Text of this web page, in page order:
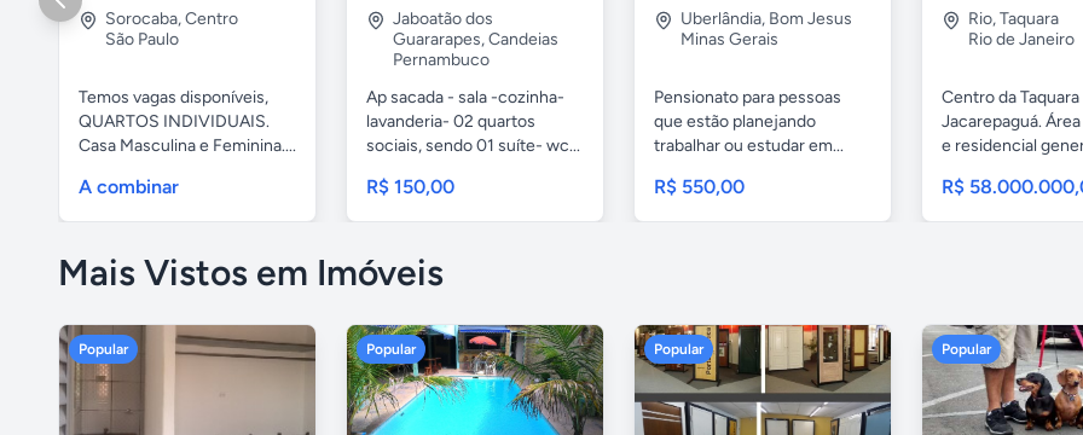
Sorocaba,Centro
São Paulo
Temos vagas disponíveis,
QUARTOS INDIVIDUAIS.
Casa Masculina e Feminina....
A combinar
Jaboatão dos
Guararapes,Candeias
Pernambuco
Ap sacada - sala -cozinha-
lavanderia- 02 quartos
sociais, sendo 01 suíte- wc...
R$ 150,00
Uberlândia, Bom Jesus
Minas Gerais
Pensionato para pessoas
que estão planejando
trabalhar ou estudar em...
R$ 550,00
Rio,Taquara
Rio de Janeiro
Centro da Taquara
Jacarepaguá.
e residencial
R$
Mais Vistos em Imóveis
Popular Popular Popular Popular